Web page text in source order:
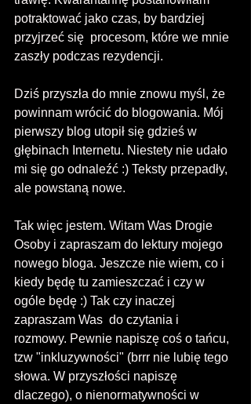
potraktować jako czas, by bardziej
przyjrzeć się  procesom, które we mnie
zaszły podczas rezydencji.
Dziś przyszła do mnie znowu myśl, że
powinnam wrócić do blogowania. Mój
pierwszy blog utopił się gdzieś w
głębinach Internetu. Niestety nie udało
mi się go odnaleźć :) Teksty przepadły,
ale powstaną nowe.
Tak więc jestem. Witam Was Drogie
Osoby i zapraszam do lektury mojego
nowego bloga. Jeszcze nie wiem, co i
kiedy będę tu zamieszczać i czy w
ogóle będę :) Tak czy inaczej
zapraszam Was  do czytania i
rozmowy. Pewnie napiszę coś o tańcu,
tzw "inkluzywności" (brrr nie lubię tego
słowa. W przyszłości napiszę
dlaczego), o nienormatywności w